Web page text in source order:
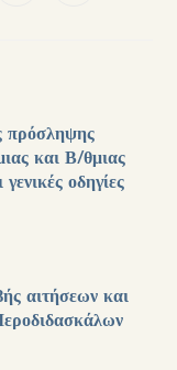
πρόσληψης
και Β/θμιας
οδηγίες
αιτήσεων και